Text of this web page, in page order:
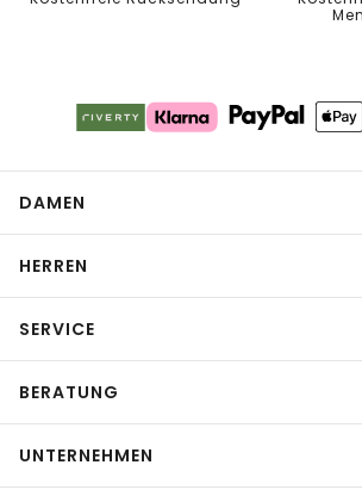
DAMEN
HERREN
SERVICE
BERATUNG
UNTERNEHMEN